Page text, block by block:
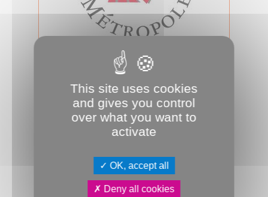
Conseil d'Amiens Métropole du 12
Jeudi 12 février 2026, 18h00, salle des
assemblées, se tiendra le prochain
conseil d’Amiens Métropole. A su...
This site uses cookies
and gives you control
over what you want to
activate
OK, accept all
Deny all cookies